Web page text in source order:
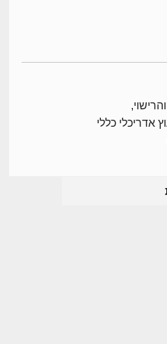
אדריכלי כללי